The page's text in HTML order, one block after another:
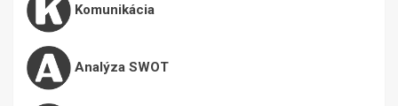
Komunikácia
Analýza SWOT